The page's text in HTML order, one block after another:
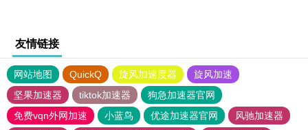
友情链接
网站地图 QuickQ 旋风加速度器
旋风加速
坚果加速器
tiktok加速器
狗急加速器官网
免费vqn外网加速
小蓝鸟 优途加速器官网
风驰加速器